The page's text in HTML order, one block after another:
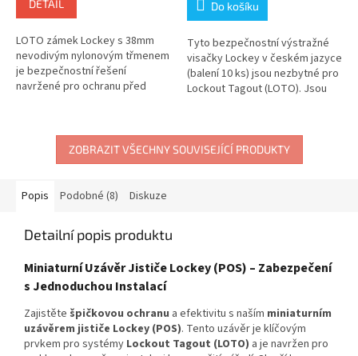
DETAIL
LOTO zámek Lockey s 38mm
nevodivým nylonovým třmenem
je bezpečnostní řešení
navržené pro ochranu před
nevodivé nylonové tělo...
Do košíku
Tyto bezpečnostní výstražné
visačky Lockey v českém jazyce
(balení 10 ks) jsou nezbytné pro
Lockout Tagout (LOTO). Jsou
ZOBRAZIT VŠECHNY SOUVISEJÍCÍ PRODUKTY
Popis Podobné (8) Diskuze
Detailní popis produktu
Miniaturní Uzávěr Jističe Lockey (POS) – Zabezpečení
s Jednoduchou Instalací
Zajistěte špičkovou ochranu a efektivitu s naším miniaturním
uzávěrem jističe Lockey (POS). Tento uzávěr je klíčovým
prvkem pro systémy Lockout Tagout (LOTO) a je navržen pro